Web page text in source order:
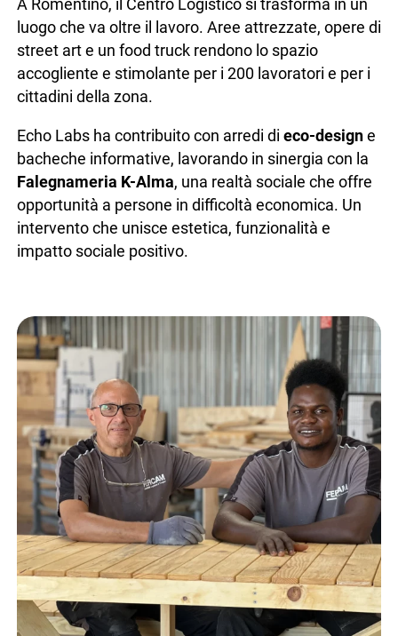
A Romentino, il Centro Logistico si trasforma in un
luogo che va oltre il lavoro. Aree attrezzate, opere di
street art e un food truck rendono lo spazio
accogliente e stimolante per i 200 lavoratori e per i
cittadini della zona.
Echo Labs ha contribuito con arredi di eco-designe
bacheche informative, lavorando in sinergia con la
Falegnameria K-Alma, una realtà sociale che offre
opportunità a persone in difficoltà economica. Un
intervento che unisce estetica, funzionalità e
impatto sociale positivo.